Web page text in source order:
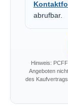
abrufbar.
Hinweis:
Angeboten
des